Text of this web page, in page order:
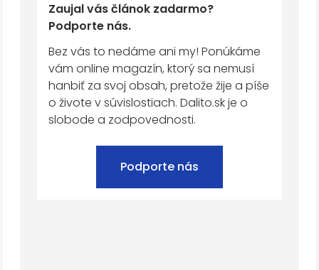
Zaujal vás článok zadarmo?
Podporte nás.
Bez vás to nedáme ani my! Ponúkáme
vám online magazín, ktorý sa nemusí
hanbiť za svoj obsah, pretože žije a píše
o živote v súvislostiach. Dalito.sk je o
slobode a zodpovednosti.
Podporte nás